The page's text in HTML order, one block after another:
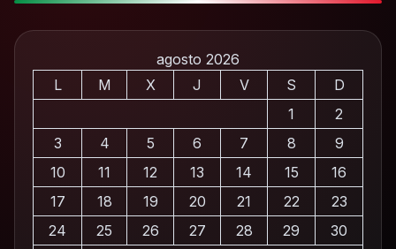
agosto 2026
L
M X J V S
D
1
2
3
4 5 6 7 8
9
10
11 12 13 14 15
16
17
18 19 20 21 22
23
24
25 26 27 28 29
30